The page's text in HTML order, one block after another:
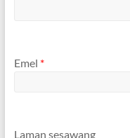
Emel *
Laman sesawang